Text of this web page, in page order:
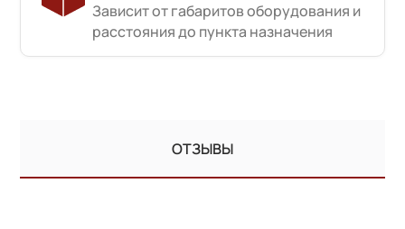
Зависит от габаритов оборудования и
расстояния до пункта назначения
ОТЗЫВЫ